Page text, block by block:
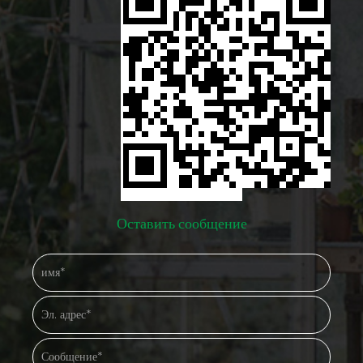
через структуру. Некоторые садовники также стратегически
сажают кустарников или деревья поблизости, чтобы
действовать как естественные ветры, не блокируя слишком
много солнечного света. Привязка-это критическая деталь,
которую многие владельцы могут упускать из виду. Более
сильная политуннельная тепличная рама и крышка не
останутся на месте без надлежащего якорного привязки.
заземляющие колышки, якорные пластины или стойки с
бетоном. Закрепление рамы на землю помогает ему
оставаться стабильным во время тяжелых ветров, сохраняя
защиту как растения, так и структуру. Другим фактором,
влияющим на сопротивление ветра, является форма
Оставить сообщение